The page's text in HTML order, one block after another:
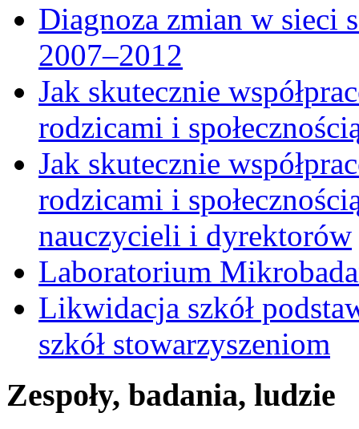
Diagnoza zmian w sieci
2007–2012
Jak skutecznie
rodzicami i
Jak skutecznie
rodzicami i
nauczycieli i dyrektorów
Laboratorium
Likwidacja szkół
szkół stowarzyszeniom
Zespoły, badania, ludzie